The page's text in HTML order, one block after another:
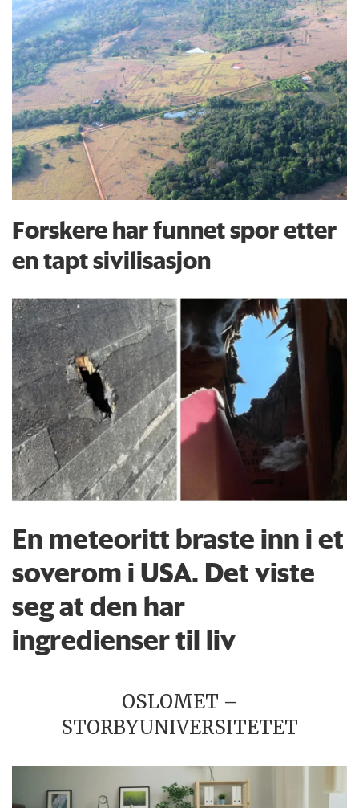
Forskere har funnet spor etter
en tapt sivilisasjon
En meteoritt braste inn i et
soverom i USA. Det viste
seg at den har
ingredienser til liv
OSLOMET –
STORBYUNIVERSITETET